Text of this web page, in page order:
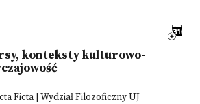
konteksty kulturowo-
Ficta | Wydział Filozoficzny UJ